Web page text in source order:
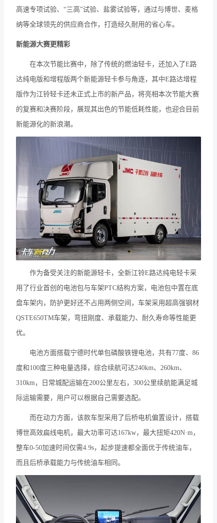
高速专项试验、“三高”试验、盐雾试验等，通过与博世、麦格
纳等全球领先的供应商合作，打造经久耐用的省心车。
新能源大赛更精彩
在本次节能比赛中，除了传统的燃油轻卡，还加入了E路
达纯电版和增程版两个新能源轻卡参与角逐，其中E路达增程
版作为江铃轻卡还未正式上市的新产品，将亮相本次节能大赛
的复赛和决赛阶段，展现其出色的节能低耗性能，也迎合目前
新能源化的新浪潮。
作为备受关注的新能源轻卡，全新江铃E路达纯电轻卡采
用了行业首创的电池包与车架PTC结构方案，电池包中置在底
盘车架内，防护更好还不占用两侧空间，车架采用超高强钢材
QSTE650TM车架，弯扭刚度、承载能力、耐久寿命等性能更
优。
电池方面搭载宁德时代单包磷酸铁锂电池，共有77度、86
度和100度三种电量选择，综合续航可达240km、260km、
310km，日常城配运输在200公里左右，300公里续航能满足城
际运输需要，用户可以根据自己需要选配。
而在动力方面，该款车型采用了后桥电机偏置设计，搭载
博世高效扁线电机，最大功率可达167kw，最大扭矩420N·m，
整车0-50加速时间仅需4.9s，起步提速都全面优于传统油车，
而且后桥承载能力与传统油车相同。